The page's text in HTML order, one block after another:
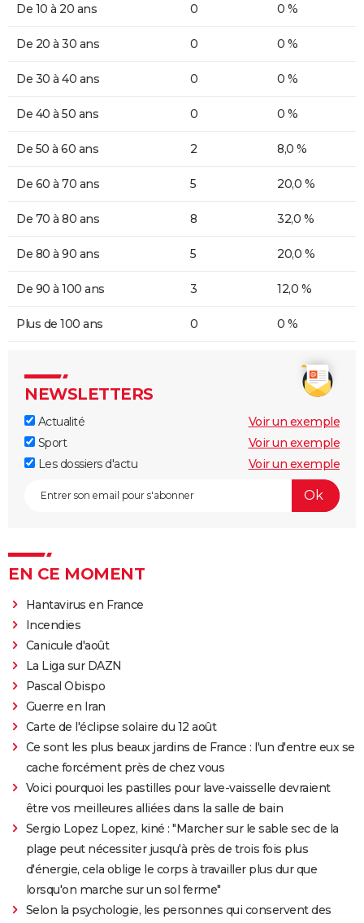
De 10 à 20 ans 0 0 %
De 20 à 30 ans 0 0 %
De 30 à 40 ans 0 0 %
De 40 à 50 ans 0 0 %
De 50 à 60 ans 2 8,0 %
De 60 à 70 ans 5 20,0 %
De 70 à 80 ans 8 32,0 %
De 80 à 90 ans 5 20,0 %
De 90 à 100 ans 3 12,0 %
Plus de 100 ans 0 0 %
NEWSLETTERS
Actualité
Voir un exemple
Sport
Voir un exemple
Les dossiers d'actu
Voir un exemple
EN CE MOMENT
Hantavirus en France
Incendies
Canicule d'août
La Liga sur DAZN
Pascal Obispo
Guerre en Iran
Carte de l'éclipse solaire du 12 août
Ce sont les plus beaux jardins de France : l'un d'entre eux se
cache forcément près de chez vous
Voici pourquoi les pastilles pour lave-vaisselle devraient
être vos meilleures alliées dans la salle de bain
Sergio Lopez Lopez, kiné : "Marcher sur le sable sec de la
plage peut nécessiter jusqu'à près de trois fois plus
d'énergie, cela oblige le corps à travailler plus dur que
lorsqu'on marche sur un sol ferme"
Selon la psychologie, les personnes qui conservent des